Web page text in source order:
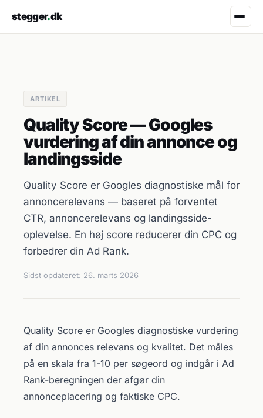
stegger.dk
ARTIKEL
Quality Score — Googles
vurdering af din annonce og
landingsside
Quality Score er Googles diagnostiske mål for
annoncerelevans — baseret på forventet
CTR, annoncerelevans og landingsside-
oplevelse. En høj score reducerer din CPC og
forbedrer din Ad Rank.
Sidst opdateret: 26. marts 2026
Quality Score er Googles diagnostiske vurdering
af din annonces relevans og kvalitet. Det måles
på en skala fra 1-10 per søgeord og indgår i Ad
Rank-beregningen der afgør din
annonceplacering og faktiske CPC.